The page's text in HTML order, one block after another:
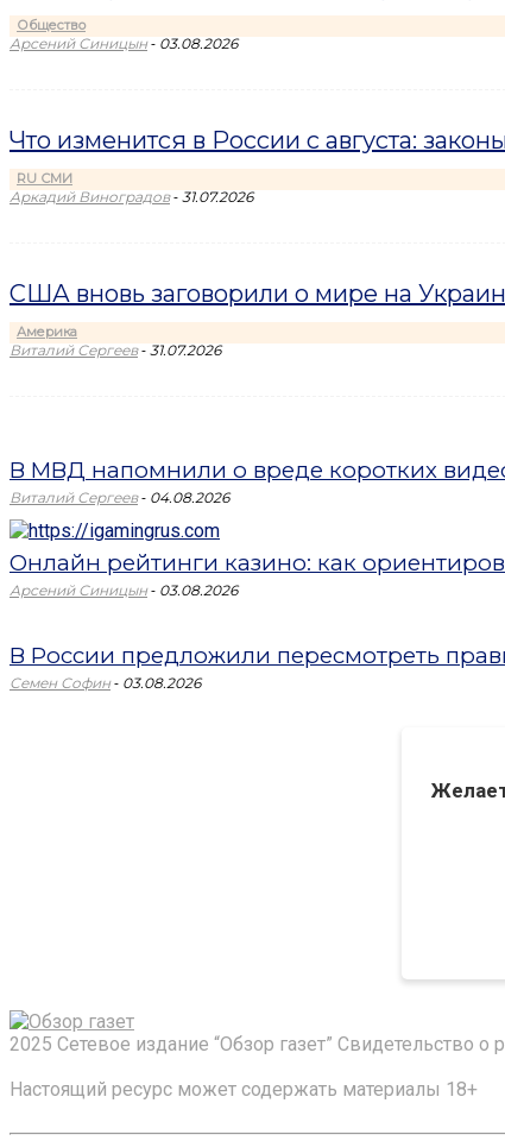
Общество
Арсений Синицын - 03.08.2026
Что изменится в России с августа:
RU СМИ
Аркадий Виноградов - 31.07.2026
США вновь заговорили о мире на
Америка
Виталий Сергеев - 31.07.2026
В МВД напомнили о вреде коротких
Виталий Сергеев - 04.08.2026
Онлайн рейтинги казино: как
Арсений Синицын - 03.08.2026
В России предложили пересмотреть
Семен Софин - 03.08.2026
2025 Сетевое издание “Обзор газет” Свидетельство
Настоящий ресурс может содержать материалы 18+